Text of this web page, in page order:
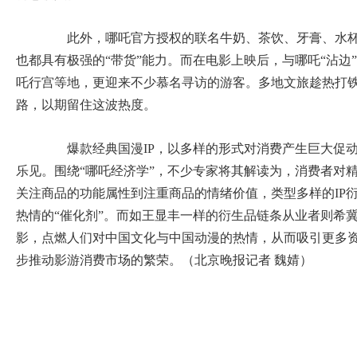
此外，哪吒官方授权的联名牛奶、茶饮、牙膏、水
也都具有极强的“带货”能力。而在电影上映后，与哪吒“沾
吒行宫等地，更迎来不少慕名寻访的游客。多地文旅趁热打
路，以期留住这波热度。
爆款经典国漫IP，以多样的形式对消费产生巨大促
乐见。围绕“哪吒经济学”，不少专家将其解读为，消费者对
关注商品的功能属性到注重商品的情绪价值，类型多样的IP
热情的“催化剂”。而如王显丰一样的衍生品链条从业者则希
影，点燃人们对中国文化与中国动漫的热情，从而吸引更多
步推动影游消费市场的繁荣。（北京晚报记者 魏婧）